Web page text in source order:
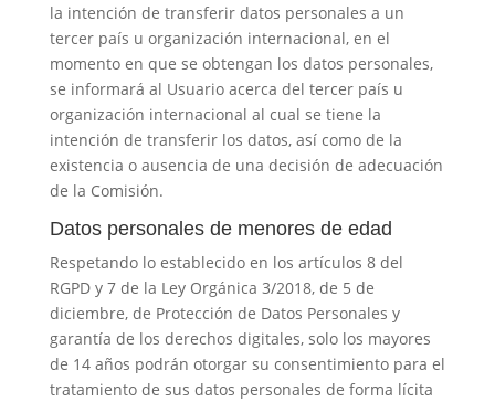
la intención de transferir datos personales a un
tercer país u organización internacional, en el
momento en que se obtengan los datos personales,
se informará al Usuario acerca del tercer país u
organización internacional al cual se tiene la
intención de transferir los datos, así como de la
existencia o ausencia de una decisión de adecuación
de la Comisión.
Datos personales de menores de edad
Respetando lo establecido en los artículos 8 del
RGPD y 7 de la Ley Orgánica 3/2018, de 5 de
diciembre, de Protección de Datos Personales y
garantía de los derechos digitales, solo los mayores
de 14 años podrán otorgar su consentimiento para el
tratamiento de sus datos personales de forma lícita